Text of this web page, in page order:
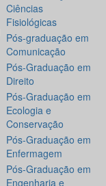
Ciências
Fisiológicas
Pós-graduação em
Comunicação
Pós-Graduação em
Direito
Pós-Graduação em
Ecologia e
Conservação
Pós-Graduação em
Enfermagem
Pós-Graduação em
Engenharia e